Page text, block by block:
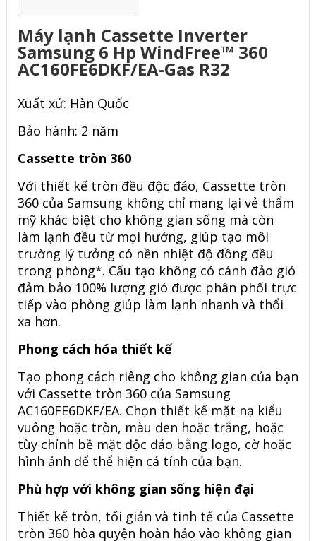
Máy lạnh Cassette Inverter
Samsung 6 Hp WindFree™ 360
AC160FE6DKF/EA-Gas R32
Xuất xứ: Hàn Quốc
Bảo hành: 2 năm
Cassette tròn 360
Với thiết kế tròn đều độc đáo, Cassette tròn
360 của Samsung không chỉ mang lại vẻ thẩm
mỹ khác biệt cho không gian sống mà còn
làm lạnh đều từ mọi hướng, giúp tạo môi
trường lý tưởng có nền nhiệt độ đồng đều
trong phòng*. Cấu tạo không có cánh đảo gió
đảm bảo 100% lượng gió được phân phối trực
tiếp vào phòng giúp làm lạnh nhanh và thổi
xa hơn.
Phong cách hóa thiết kế
Tạo phong cách riêng cho không gian của bạn
với Cassette tròn 360 của Samsung
AC160FE6DKF/EA. Chọn thiết kế mặt nạ kiểu
vuông hoặc tròn, màu đen hoặc trắng, hoặc
tùy chỉnh bề mặt độc đáo bằng logo, cờ hoặc
hình ảnh để thể hiện cá tính của bạn.
Phù hợp với không gian sống hiện đại
Thiết kế tròn, tối giản và tinh tế của Cassette
tròn 360 hòa quyện hoàn hảo vào không gian